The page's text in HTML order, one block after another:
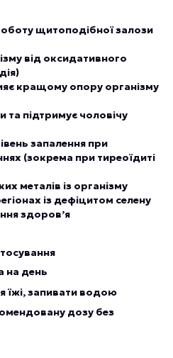
щитоподібної залози
від оксидативного
кращому опору організму
та підтримує чоловічу
запалення при
(зокрема при тиреоїдиті
металів із організму
із дефіцитом селену
здоров’я
на день
їжі, запивати водою
дозу без